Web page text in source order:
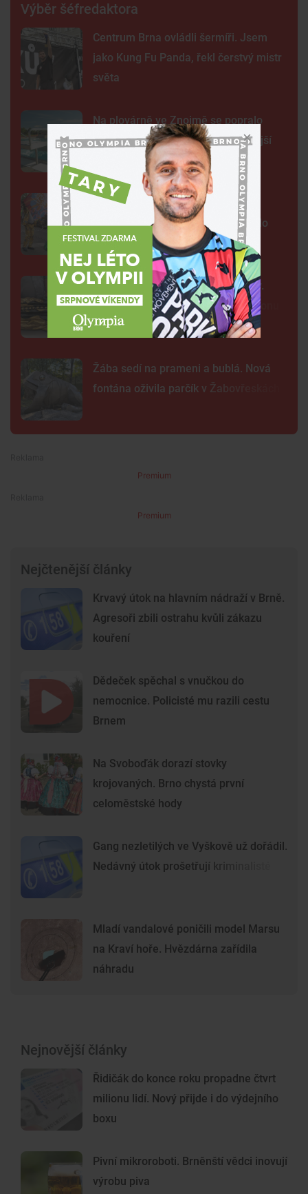
Výběr šéfredaktora
Centrum Brna ovládli šermíři. Jsem
jako Kung Fu Panda, řekl čerstvý mistr
světa
Na plovárně ve Znojmě se popralo
třicet lidí. Přibudou kamery i častější
FOTO: Ulicemi Brna se prohnal
karnevalový průvod. Lidi přenesl do
exotické Brazílie
Neobvyklá pacientka u svaté Anny.
Lékaři vyšetřili 700 let starou madonu
Žába sedí na prameni a bublá. Nová
fontána oživila parčík v Žabovřeskách
Premium
Premium
Nejčtenější články
Krvavý útok na hlavním nádraží v Brně.
Agresoři zbili ostrahu kvůli zákazu
kouření
Dědeček spěchal s vnučkou do
nemocnice. Policisté mu razili cestu
Brnem
Na Svoboďák dorazí stovky
krojovaných. Brno chystá první
celoměstské hody
Gang nezletilých ve Vyškově už dořádil.
Nedávný útok prošetřují kriminalisté
Mladí vandalové poničili model Marsu
na Kraví hoře. Hvězdárna zařídila
náhradu
Nejnovější články
Řidičák do konce roku propadne čtvrt
milionu lidí. Nový přijde i do výdejního
boxu
Pivní mikroroboti. Brněnští vědci inovují
výrobu piva